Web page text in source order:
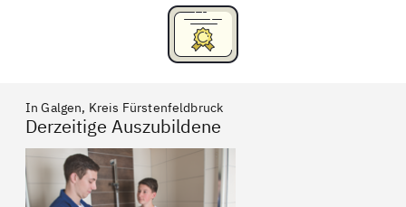
In Galgen, Kreis Fürstenfeldbruck
Derzeitige Auszubildene